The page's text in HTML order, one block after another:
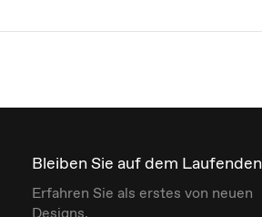
Bleiben Sie auf dem Laufenden
Erfahren Sie als erstes von neuen
Designs.